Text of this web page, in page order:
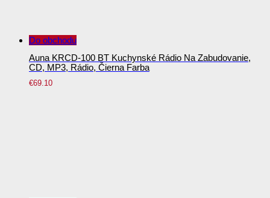
Do obchodu
Auna KRCD-100 BT Kuchynské Rádio Na Zabudovanie,
CD, MP3, Rádio, Čierna Farba
€69.10